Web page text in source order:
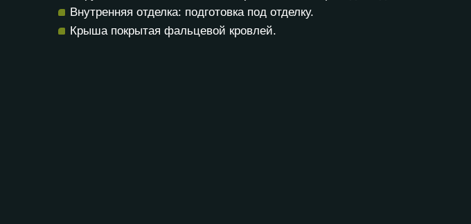
Внутренняя отделка: подготовка под отделку.
Крыша покрытая фальцевой кровлей.